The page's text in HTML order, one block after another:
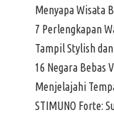
Menyapa Wisata
7 Perlengkapan
Tampil Stylish
16 Negara Bebas
Menjelajahi
STIMUNO Forte: